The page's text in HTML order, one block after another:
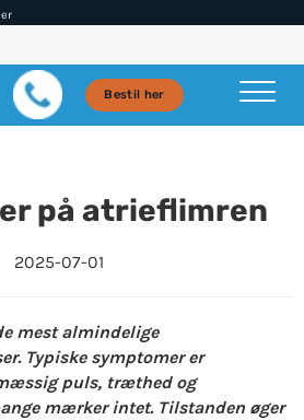
Bestil her
på atrieflimren
2025-07-01
mest almindelige
Typiske symptomer er
puls, træthed og
mærker intet. Tilstanden øger